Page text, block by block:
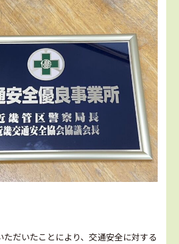
ただいたことにより、交通安全に対する